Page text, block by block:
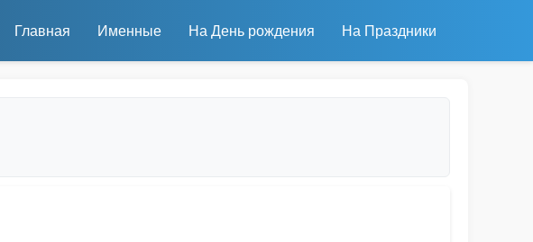
Главная Именные На День рождения На Праздники